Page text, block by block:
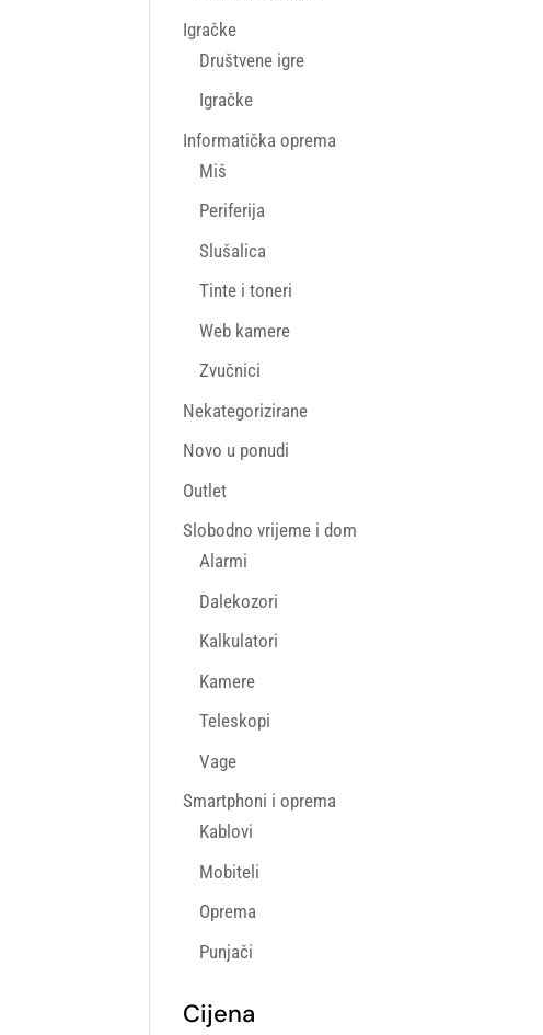
Igračke
Društvene igre
Igračke
Informatička oprema
Miš
Periferija
Slušalica
Tinte i toneri
Web kamere
Zvučnici
Nekategorizirane
Novo u ponudi
Outlet
Slobodno vrijeme i dom
Alarmi
Dalekozori
Kalkulatori
Kamere
Teleskopi
Vage
Smartphoni i oprema
Kablovi
Mobiteli
Oprema
Punjači
Cijena